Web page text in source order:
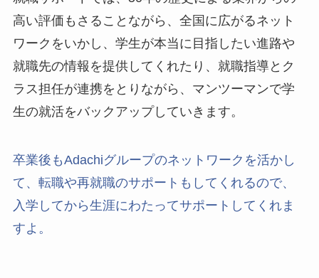
高い評価もさることながら、全国に広がるネット
ワークをいかし、学生が本当に目指したい進路や
就職先の情報を提供してくれたり、就職指導とク
ラス担任が連携をとりながら、マンツーマンで学
生の就活をバックアップしていきます。
卒業後もAdachiグループのネットワークを活かし
て、転職や再就職のサポートもしてくれるので、
入学してから生涯にわたってサポートしてくれま
すよ。